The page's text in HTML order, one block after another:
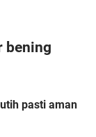
bening
pasti aman